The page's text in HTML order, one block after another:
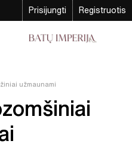
Prisijungti Registruotis
užmaunami